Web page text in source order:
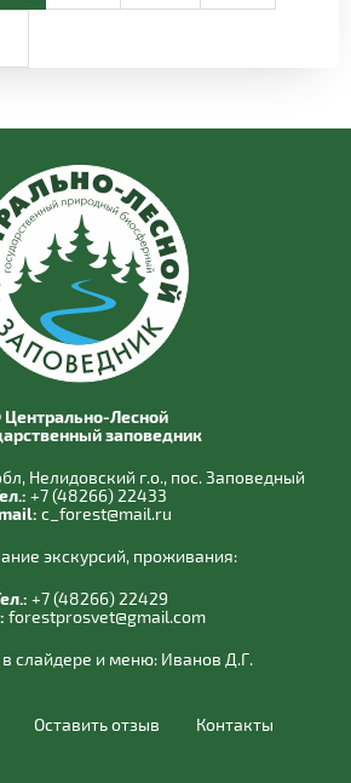
Лесной
заповедник
Нелидовский г.о., пос. Заповедный
+7 (48266) 22433
c_forest@mail.ru
экскурсий, проживания:
+7 (48266) 22429
forestprosvet@gmail.com
слайдере и меню: Иванов Д.Г.
Оставить отзыв Контакты